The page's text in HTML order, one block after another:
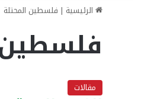
الرئيسية | فلسطين المحتلة
فلسطين
مقالات